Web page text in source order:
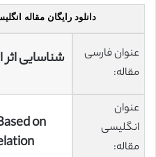
دانلود رایگان مقاله
عنوان فارسی
مقاله:
شناسایی
عنوان
انگلیسی
مقاله:
on